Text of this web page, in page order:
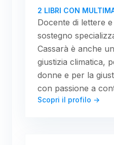
2 LIBRI CON
Docente di lettere
sostegno
Cassarà è anche
giustizia climatica,
donne e per la
con passione a
Scopri il profilo →